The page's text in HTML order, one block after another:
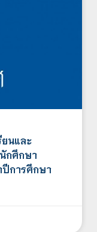
ยนและ
กศึกษา
ปีการศึกษา